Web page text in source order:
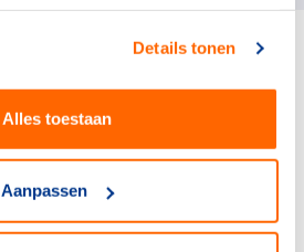
Details tonen
Alles toestaan
Aanpassen
Niet alle eieren in één
mandje leggen…